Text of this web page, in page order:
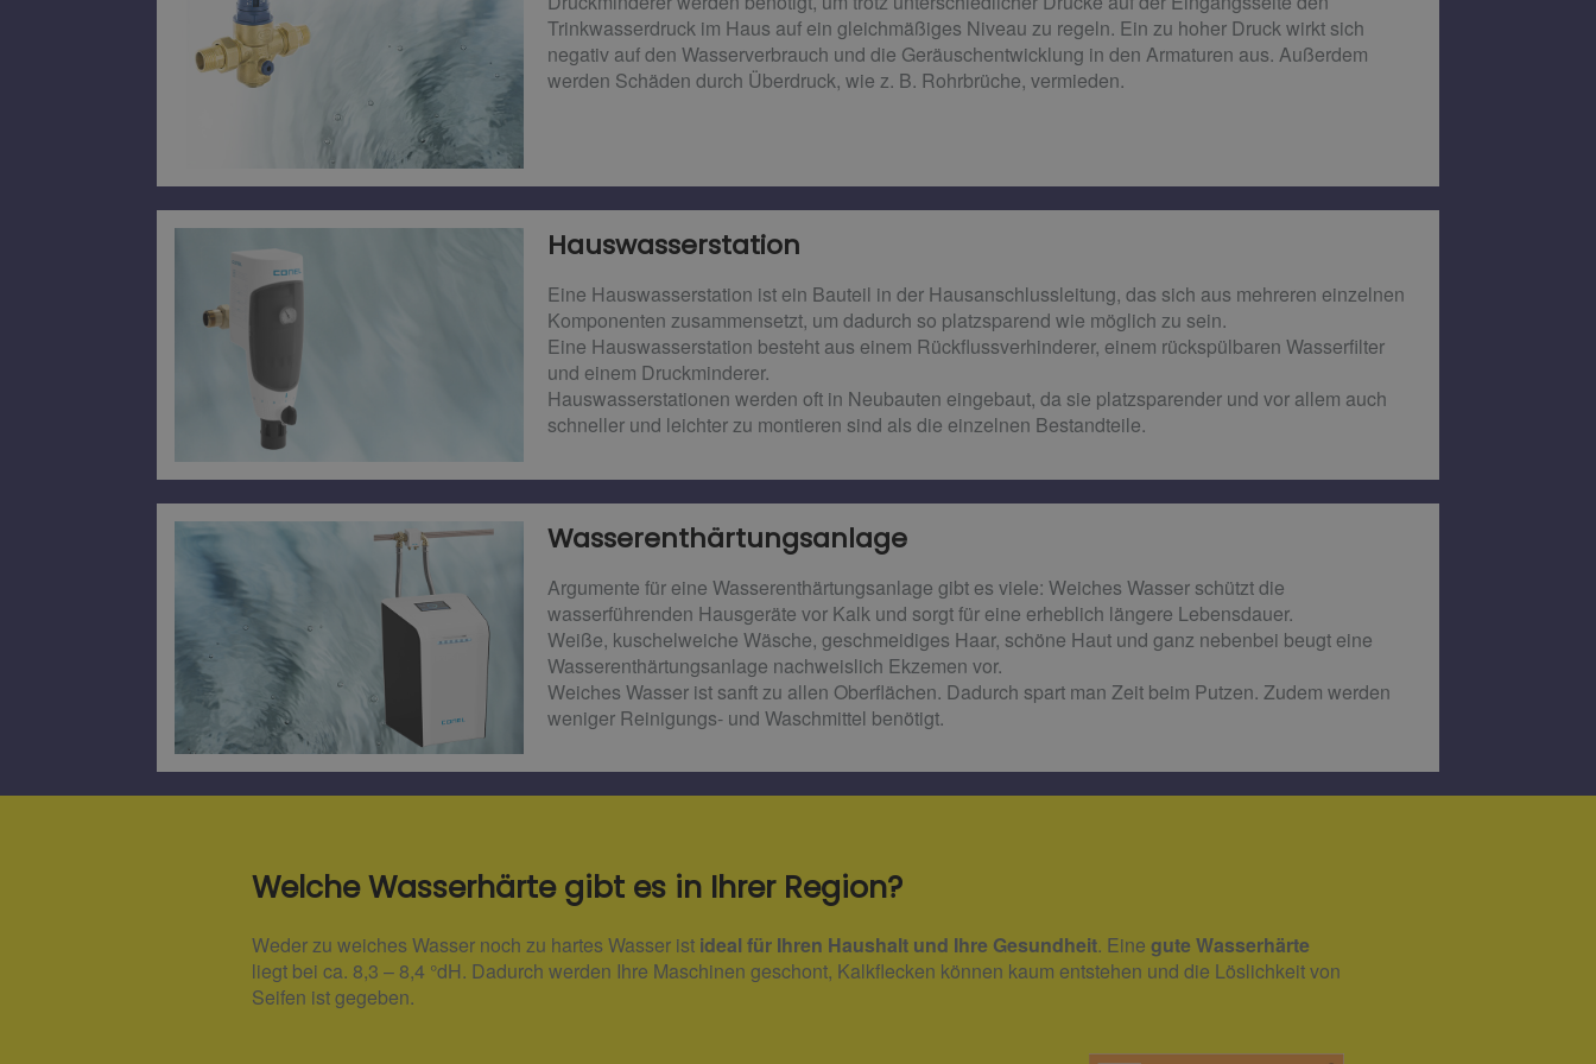
Trinkwasserdruck im Haus auf ein gleichmäßiges Niveau zu regeln. Ein zu hoher Druck wirkt sich
negativ auf den Wasserverbrauch und die Geräuschentwicklung in den Armaturen aus. Außerdem
werden Schäden durch Überdruck, wie z. B. Rohrbrüche, vermieden.
Hauswasserstation
Eine Hauswasserstation ist ein Bauteil in der Hausanschlussleitung, das sich aus mehreren einzelnen
Komponenten zusammensetzt, um dadurch so platzsparend wie möglich zu sein.
Eine Hauswasserstation besteht aus einem Rückflussverhinderer, einem rückspülbaren Wasserfilter
und einem Druckminderer.
Hauswasserstationen werden oft in Neubauten eingebaut, da sie platzsparender und vor allem auch
schneller und leichter zu montieren sind als die einzelnen Bestandteile.
Wasserenthärtungsanlage
Argumente für eine Wasserenthärtungsanlage gibt es viele: Weiches Wasser schützt die
wasserführenden Hausgeräte vor Kalk und sorgt für eine erheblich längere Lebensdauer.
Weiße, kuschelweiche Wäsche, geschmeidiges Haar, schöne Haut und ganz nebenbei beugt eine
Wasserenthärtungsanlage nachweislich Ekzemen vor.
Weiches Wasser ist sanft zu allen Oberflächen. Dadurch spart man Zeit beim Putzen. Zudem werden
weniger Reinigungs- und Waschmittel benötigt.
Welche Wasserhärte gibt es in Ihrer Region?
Weder zu weiches Wasser noch zu hartes Wasser ist ideal für Ihren Haushalt und Ihre Gesundheit. Eine gute Wasserhärte
liegt bei ca. 8,3 – 8,4 °dH. Dadurch werden Ihre Maschinen geschont, Kalkflecken können kaum entstehen und die Löslichkeit von
Seifen ist gegeben.